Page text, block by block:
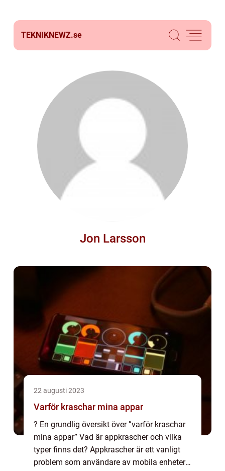
TEKNIKNEWZ.se
Jon Larsson
22 augusti 2023
Varför kraschar mina appar
? En grundlig översikt över ”varför kraschar
mina appar” Vad är appkrascher och vilka
typer finns det? Appkrascher är ett vanligt
problem som användare av mobila enheter